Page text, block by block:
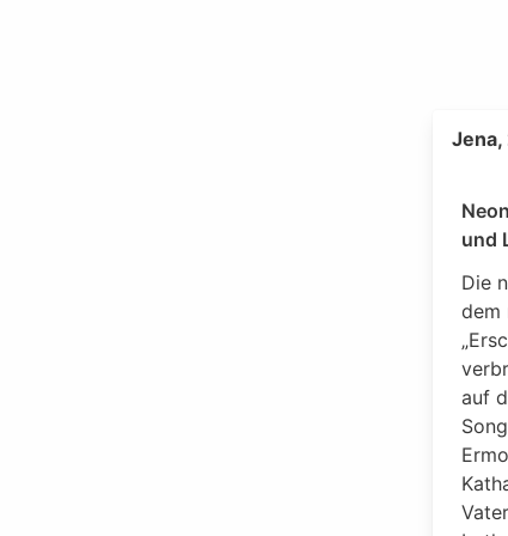
Jena,
und
Die
dem
auf